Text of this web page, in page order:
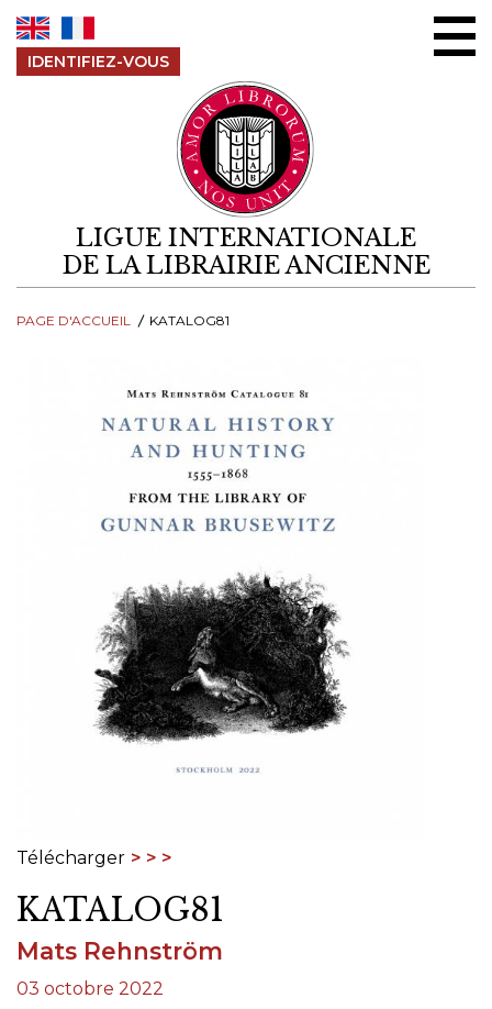
IDENTIFIEZ-VOUS
LIGUE INTERNATIONALE
DE LA LIBRAIRIE ANCIENNE
PAGE D'ACCUEIL KATALOG81
Télécharger
KATALOG81
Mats Rehnström
03 octobre 2022